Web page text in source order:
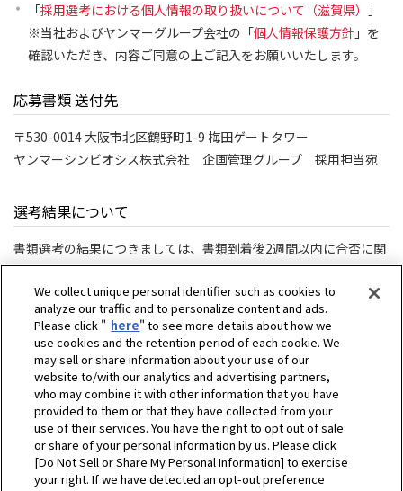
「採用選考における個人情報の取り扱いについて（滋賀県）
」
※当社およびヤンマーグループ会社の「個人情報保護方針 」を
確認いただき、内容ご同意の上ご記入をお願いいたします。
応募書類 送付先
〒530-0014 大阪市北区鶴野町1-9 梅田ゲートタワー
ヤンマーシンビオシス株式会社 企画管理グループ 採用担当宛
選考結果について
書類選考の結果につきましては、書類到着後2週間以内に合否に関
わらずご連絡させていただきます。
We collect unique personal identifier such as cookies to
analyze our traffic and to personalize content and ads.
Please click " here" to see more details about how we
use cookies and the retention period of each cookie. We
may sell or share information about your use of our
website to/with our analytics and advertising partners,
who may combine it with other information that you have
provided to them or that they have collected from your
use of their services. You have the right to opt out of sale
or share of your personal information by us. Please click
[Do Not Sell or Share My Personal Information] to exercise
your right. If we have detected an opt-out preference